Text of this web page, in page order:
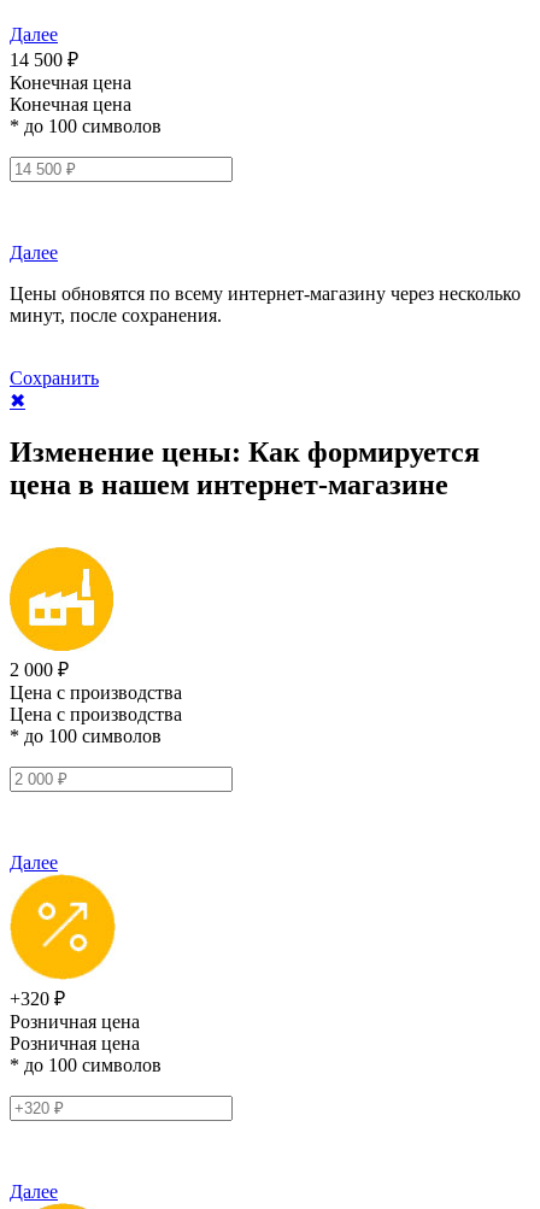
Далее
14 500 ₽
Конечная цена
Конечная цена
* до 100 символов
Далее
Цены обновятся по всему интернет-магазину через несколько
минут, после сохранения.
Сохранить
✖
Изменение цены: Как формируется
цена в нашем интернет-магазине
2 000 ₽
Цена с производства
Цена с производства
* до 100 символов
Далее
+320 ₽
Розничная цена
Розничная цена
* до 100 символов
Далее